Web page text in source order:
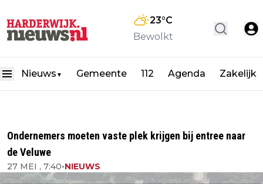
23°C
Bewolkt
Nieuws ▼ Gemeente 112 Agenda Zakelijk
Ondernemers moeten vaste plek krijgen bij entree naar
de Veluwe
27 MEI , 7:40•NIEUWS